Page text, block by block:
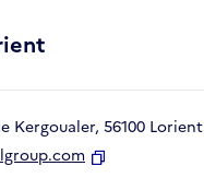
Kergoualer, 56100 Lorient